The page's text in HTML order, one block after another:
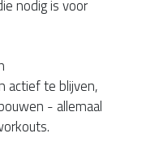
nodig is voor
actief te blijven,
- allemaal